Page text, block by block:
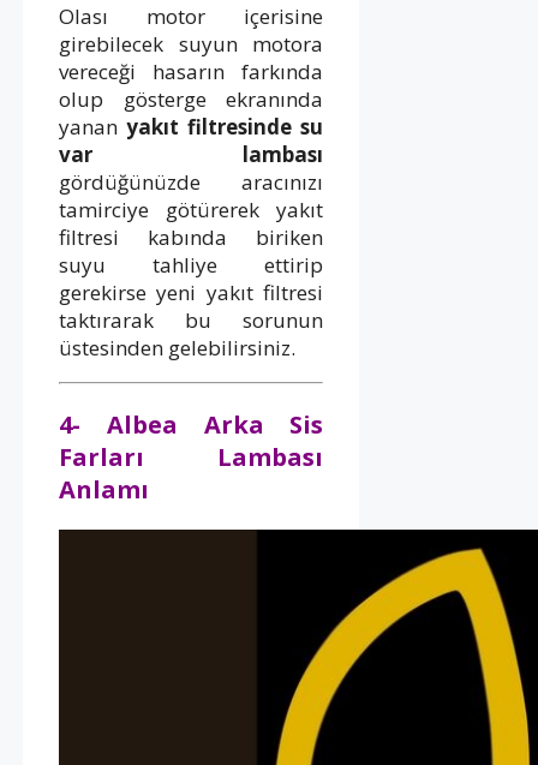
Olası motor içerisine
girebilecek suyun motora
vereceği hasarın farkında
olup gösterge ekranında
yananyakıt filtresinde su
var lambası
gördüğünüzde aracınızı
tamirciye götürerek yakıt
filtresi kabında biriken
suyu tahliye ettirip
gerekirse yeni yakıt filtresi
taktırarak bu sorunun
üstesinden gelebilirsiniz.
4- Albea Arka Sis
Farları Lambası
Anlamı